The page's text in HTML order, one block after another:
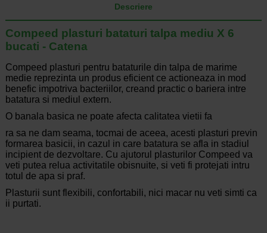
Descriere
Compeed plasturi bataturi talpa mediu X 6
bucati - Catena
Compeed plasturi pentru bataturile din talpa de marime
medie reprezinta un produs eficient ce actioneaza in mod
benefic impotriva bacteriilor, creand practic o bariera intre
batatura si mediul extern.
O banala basica ne poate afecta calitatea vietii fa
ra sa ne dam seama, tocmai de aceea, acesti plasturi previn
formarea basicii, in cazul in care batatura se afla in stadiul
incipient de dezvoltare. Cu ajutorul plasturilor Compeed va
veti putea relua activitatile obisnuite, si veti fi protejati intru
totul de apa si praf.
Plasturii sunt flexibili, confortabili, nici macar nu veti simti ca
ii purtati.